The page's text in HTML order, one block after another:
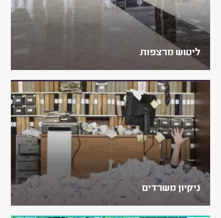
ליטוש מרצפות
ניקיון משרדים